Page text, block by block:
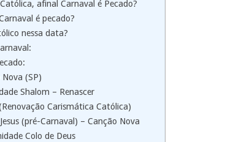
afinal Carnaval é Pecado?
é pecado?
nessa data?
(SP)
Shalom – Renascer
Carismática Católica)
(pré-Carnaval) – Canção Nova
Colo de Deus